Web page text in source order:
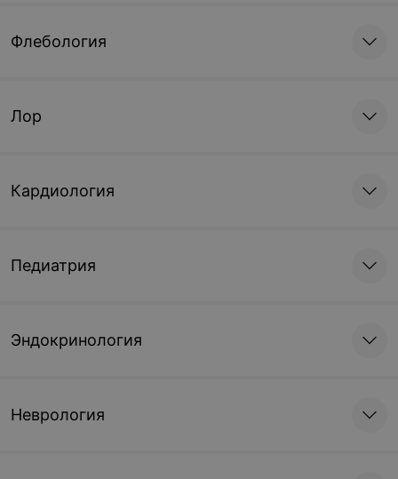
Флебология
Лор
Кардиология
Педиатрия
Эндокринология
Неврология